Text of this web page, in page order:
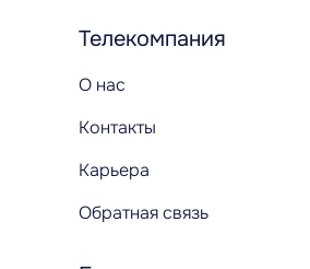
Телекомпания
О нас
Контакты
Карьера
Обратная связь